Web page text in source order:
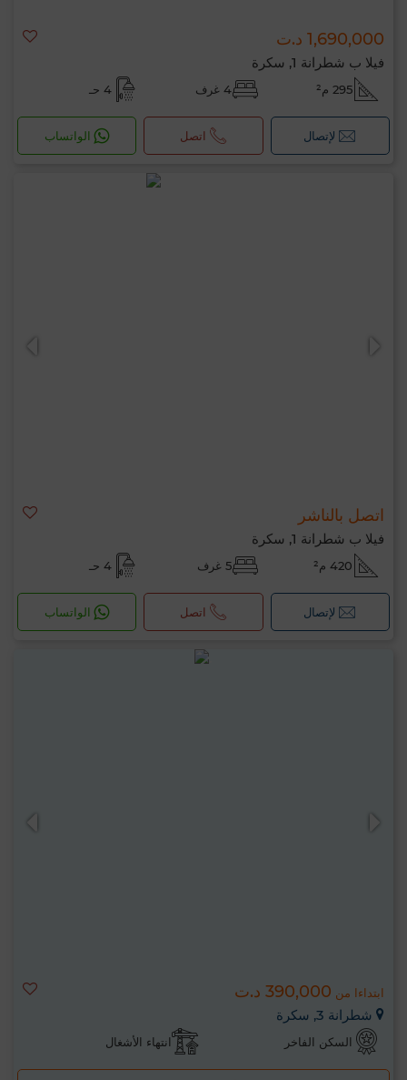
1,690,000 د.ت
فيلا ب شطرانة 1, سكرة
295 م² 4 غرف 4 حـ
لإتصال اتصل الواتساب
اتصل بالناشر
فيلا ب شطرانة 1, سكرة
420 م² 5 غرف 4 حـ
لإتصال اتصل الواتساب
ابتداءا من 390,000 د.ت
شطرانة 3, سكرة
السكن الفاخر انتهاء الأشغال